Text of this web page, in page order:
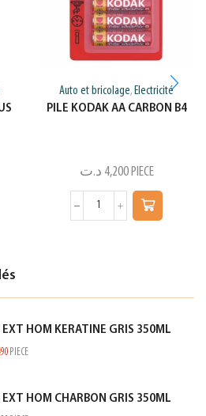
Auto et bricolage, Electricité
PILE KODAK AA CARBON B4
4,200 د.ت PIECE
EXT HOM KERATINE GRIS 350ML
PIECE
EXT HOM CHARBON GRIS 350ML